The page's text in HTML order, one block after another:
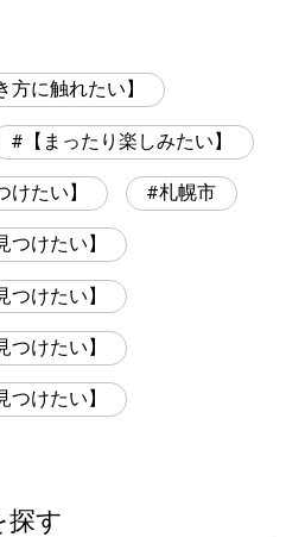
方に触れたい】
【まったり楽しみたい】
けたい】 札幌市
つけたい】
つけたい】
つけたい】
つけたい】
探す